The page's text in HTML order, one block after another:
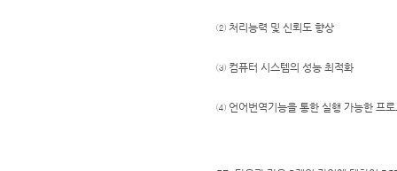
② 처리능력 및 신뢰도 향상
③ 컴퓨터 시스템의 성능 최적화
④ 언어번역기능을 통한 실행 가능한 프로